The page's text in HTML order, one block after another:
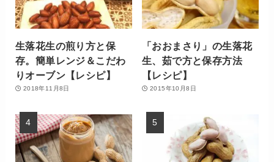
生落花生の煎り方と保
存。簡単レンジ＆こだわ
りオーブン【レシピ】
2018年11月8日
「おおまさり」の生落花
生、茹で方と保存方法
【レシピ】
2015年10月8日